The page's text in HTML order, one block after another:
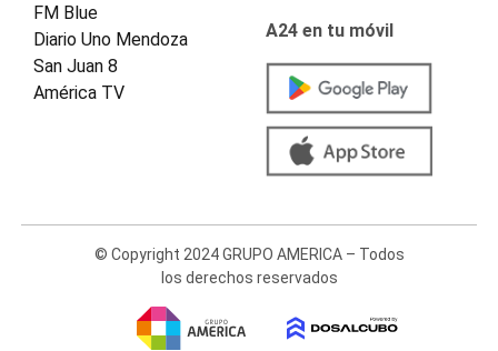
FM Blue
Diario Uno Mendoza
San Juan 8
América TV
A24 en tu móvil
© Copyright 2024 GRUPO AMERICA – Todos
los derechos reservados